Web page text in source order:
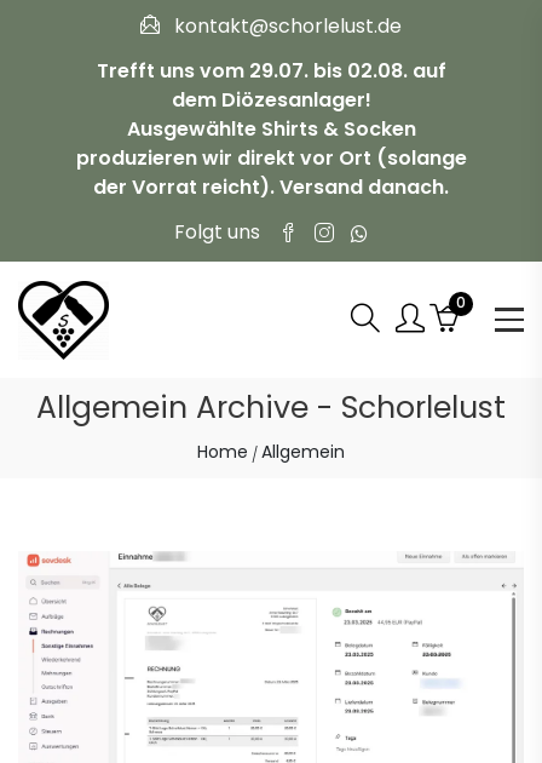
kontakt@schorlelust.de
Trefft uns vom 29.07. bis 02.08. auf
dem Diözesanlager!
Ausgewählte Shirts & Socken
produzieren wir direkt vor Ort (solange
der Vorrat reicht). Versand danach.
Folgt uns
0
Allgemein Archive - Schorlelust
Home Allgemein